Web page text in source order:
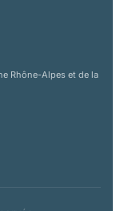
Rhône-Alpes et de la